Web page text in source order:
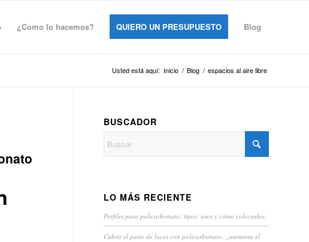
¿Como lo hacemos? QUIERO UN PRESUPUESTO Blog
Usted está aquí: Inicio / Blog / espacios al aire libre
BUSCADOR
LO MÁS RECIENTE
Perfiles para policarbonato: tipos, usos y cómo colocarlos
Cubrir el patio de luces con policarbonato: ¿aumenta el